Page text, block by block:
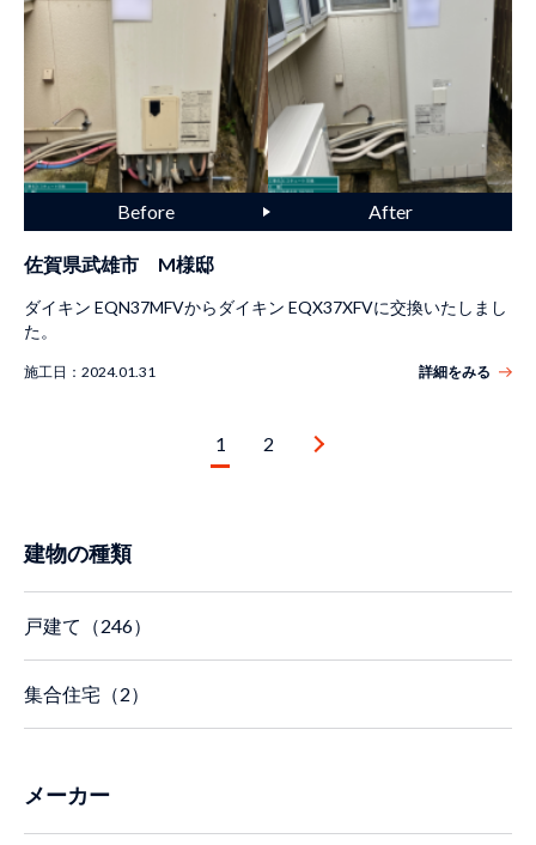
佐賀県武雄市 M様邸
ダイキン EQN37MFVからダイキン EQX37XFVに交換いたしまし
た。
施工日： 2024.01.31 詳細をみる
1 2
建物の種類
戸建て（246）
集合住宅（2）
メーカー